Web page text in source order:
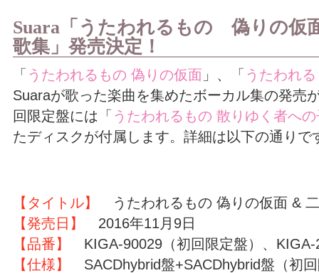
Suara「うたわれるもの 偽りの
歌集」発売決定！
「 うたわれるもの 偽りの仮面 」、「 うたわれ
Suaraが歌った楽曲を集めたボーカル集の発売
回限定盤には「 うたわれるもの 散りゆく者へ
たディスクが付属します。詳細は以下の通りで
【タイトル】
うたわれるもの 偽りの仮面 &
【発売日】
2016年11月9日
【品番】
KIGA-90029（初回限定盤）、KIGA-
【仕様】
SACDhybrid盤+SACDhybrid盤（初